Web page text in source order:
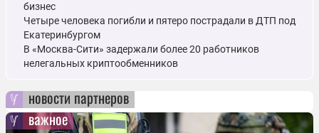
бизнес
Четыре человека погибли и пятеро пострадали в ДТП под
Екатеринбургом
В «Москва-Сити» задержали более 20 работников
нелегальных криптообменников
новости партнеров
важное